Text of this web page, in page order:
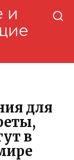
и
для
в